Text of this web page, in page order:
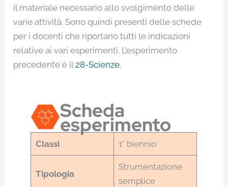
il materiale necessario allo svolgimento delle
varie attività. Sono quindi presenti delle schede
per i docenti che riportano tutti le indicazioni
relative ai vari esperimenti. L’esperimento
precedente è il 28-Scienze.
Scheda
esperimento
Classi 1° biennio
Tipologia
Strumentazione
semplice